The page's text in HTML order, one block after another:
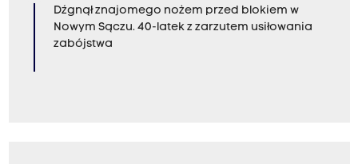
Dźgnął znajomego nożem przed blokiem w
Nowym Sączu. 40-latek z zarzutem usiłowania
zabójstwa